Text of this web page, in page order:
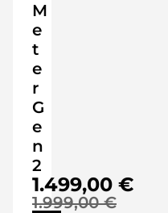
M
e
t
e
r
G
e
n
2
1.499,00 €
1.999,00 €